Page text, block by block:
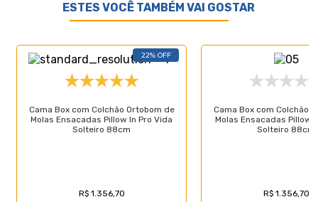
Especificações Técnicas do Colchão:
- Marca: Anjos;
- Proteções: Antiácaro - Antialérgico - Antifungo
- Antimofo;
- Acabamento: Bordado em Matelassê;
- Garantia: 12 meses;
ESTES VOCÊ TAMBÉM VAI GOSTAR
22% OFF
Cama Box com Colchão Ortobom de
Molas Ensacadas Pillow In Pro Vida
Solteiro 88cm
R$ 1.356,70
Cama Box com Colchão
Molas Ensacadas Pillow
Solteiro 88cm
R$ 1.356,70